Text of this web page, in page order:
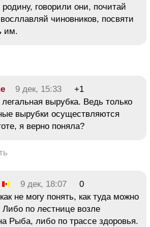
говорили они, почитай
чиновников, посвяти
им.
9 дек, 15:33
+1
легальная вырубка. Ведь только
вырубки осуществляются
я верно поняла?
9 дек, 18:07
0
не могу понять, как туда можно
Либо по лестнице возле
Рыба, либо по трассе здоровья.